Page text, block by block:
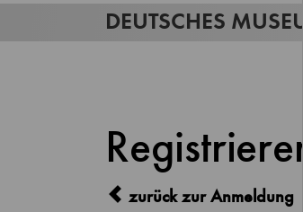
Registrieren
zurück zur Anmeldung